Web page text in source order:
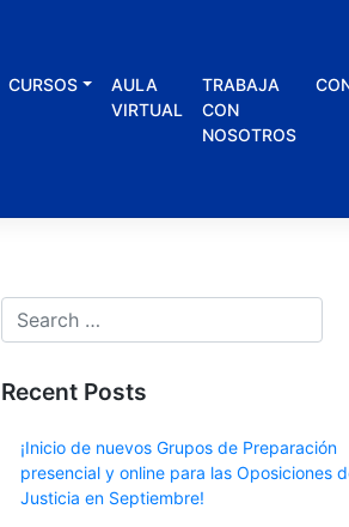
CURSOS
AULA
VIRTUAL
TRABAJA
CON
NOSOTROS
Recent Posts
¡Inicio de nuevos Grupos de Preparación
presencial y online para las Oposiciones
Justicia en Septiembre!